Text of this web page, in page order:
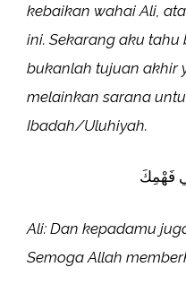
kebaikan wahai Ali,
ini. Sekarang aku tahu
bukanlah tujuan akhir
melainkan sarana
Ibadah/Uluhiyah.
فَهْمِكَ
Ali: Dan kepadamu
Semoga Allah